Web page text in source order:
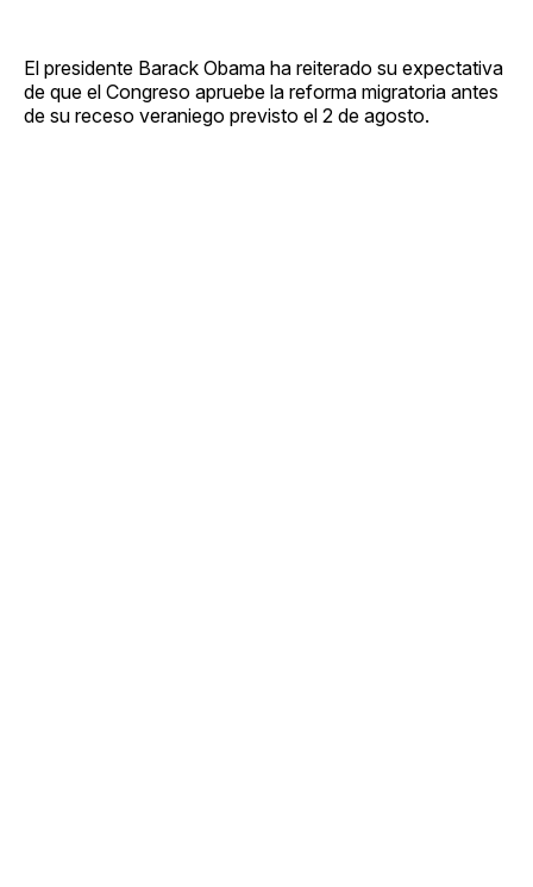
El presidente Barack Obama ha reiterado su expectativa
de que el Congreso apruebe la reforma migratoria antes
de su receso veraniego previsto el 2 de agosto.